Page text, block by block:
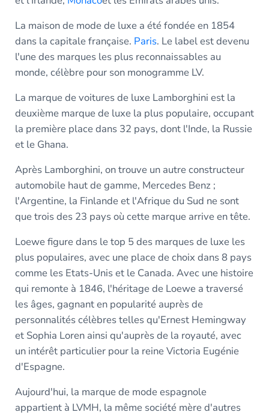
La maison de mode de luxe a été fondée en 1854
dans la capitale française. Paris. Le label est devenu
l'une des marques les plus reconnaissables au
monde, célèbre pour son monogramme LV.
La marque de voitures de luxe Lamborghini est la
deuxième marque de luxe la plus populaire, occupant
la première place dans 32 pays, dont l'Inde, la Russie
et le Ghana.
Après Lamborghini, on trouve un autre constructeur
automobile haut de gamme, Mercedes Benz ;
l'Argentine, la Finlande et l'Afrique du Sud ne sont
que trois des 23 pays où cette marque arrive en tête.
Loewe figure dans le top 5 des marques de luxe les
plus populaires, avec une place de choix dans 8 pays
comme les Etats-Unis et le Canada. Avec une histoire
qui remonte à 1846, l'héritage de Loewe a traversé
les âges, gagnant en popularité auprès de
personnalités célèbres telles qu'Ernest Hemingway
et Sophia Loren ainsi qu'auprès de la royauté, avec
un intérêt particulier pour la reine Victoria Eugénie
d'Espagne.
Aujourd'hui, la marque de mode espagnole
appartient à LVMH, la même société mère d'autres